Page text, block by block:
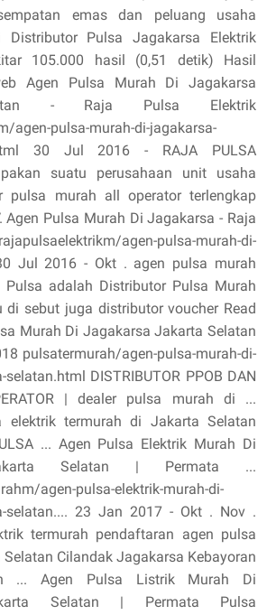
emas dan peluang usaha
Distributor Pulsa Jagakarsa Elektrik
105.000 hasil (0,51 detik) Hasil
Agen Pulsa Murah Di Jagakarsa
- Raja Pulsa Elektrik
agen-pulsa-murah-di-jagakarsa-
30 Jul 2016 - RAJA PULSA
suatu perusahaan unit usaha
pulsa murah all operator terlengkap
Agen Pulsa Murah Di Jagakarsa - Raja
agen-pulsa-murah-di-
Jul 2016 - Okt . agen pulsa murah
adalah Distributor Pulsa Murah
di sebut juga distributor voucher Read
Murah Di Jagakarsa Jakarta Selatan
pulsatermurah/agen-pulsa-murah-di-
DISTRIBUTOR PPOB DAN
| dealer pulsa murah di ...
elektrik termurah di Jakarta Selatan
... Agen Pulsa Elektrik Murah Di
Selatan | Permata ...
agen-pulsa-elektrik-murah-di-
selatan.... 23 Jan 2017 - Okt . Nov .
termurah pendaftaran agen pulsa
Cilandak Jagakarsa Kebayoran
... Agen Pulsa Listrik Murah Di
Selatan | Permata Pulsa